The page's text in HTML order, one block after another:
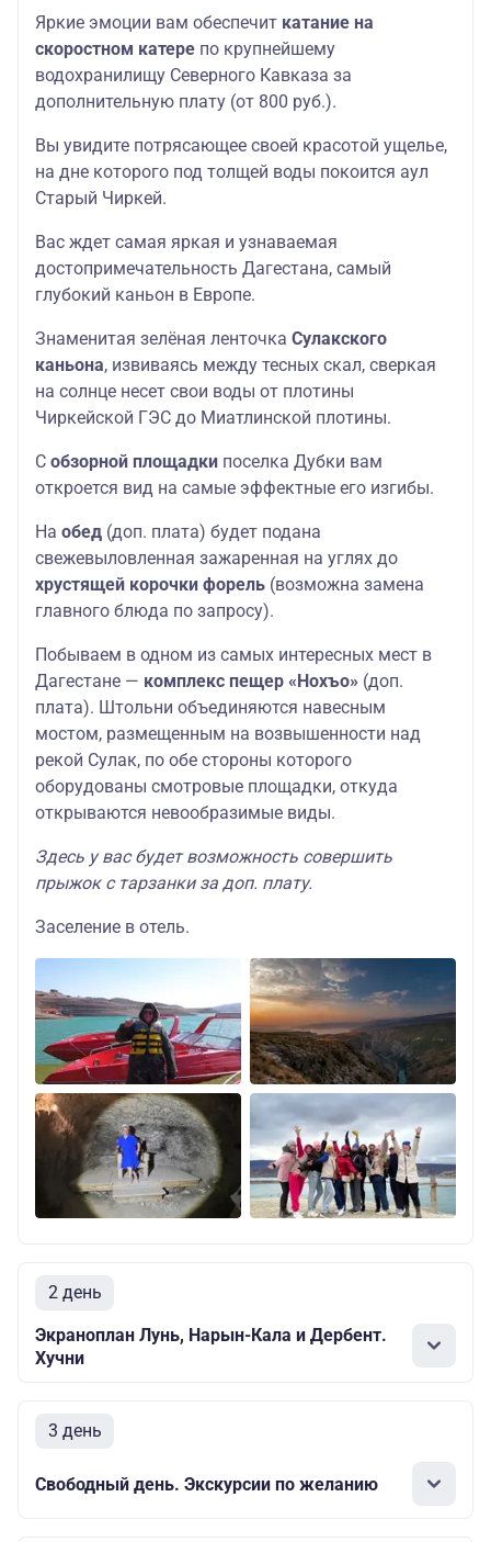
Яркие эмоции вам обеспечит катание на
скоростном катере по крупнейшему
водохранилищу Северного Кавказа за
дополнительную плату (от 800 руб.).
Вы увидите потрясающее своей красотой ущелье,
на дне которого под толщей воды покоится аул
Старый Чиркей.
Вас ждет самая яркая и узнаваемая
достопримечательность Дагестана, самый
глубокий каньон в Европе.
Знаменитая зелёная ленточка Сулакского
каньона, извиваясь между тесных скал, сверкая
на солнце несет свои воды от плотины
Чиркейской ГЭС до Миатлинской плотины.
С обзорной площадки поселка Дубки вам
откроется вид на самые эффектные его изгибы.
На обед (доп. плата) будет подана
свежевыловленная зажаренная на углях до
хрустящей корочки форель (возможна замена
главного блюда по запросу).
Побываем в одном из самых интересных мест в
Дагестане — комплекс пещер «Нохъо» (доп.
плата). Штольни объединяются навесным
мостом, размещенным на возвышенности над
рекой Сулак, по обе стороны которого
оборудованы смотровые площадки, откуда
открываются невообразимые виды.
Здесь у вас будет возможность совершить
прыжок с тарзанки за доп. плату.
Заселение в отель.
2 день
Экраноплан Лунь, Нарын-Кала и Дербент.
Хучни
3 день
Свободный день. Экскурсии по желанию